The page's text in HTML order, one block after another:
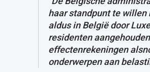
haar standpunt te willen
aldus in België door
residenten aangehouden
effectenrekeningen
onderwerpen aan